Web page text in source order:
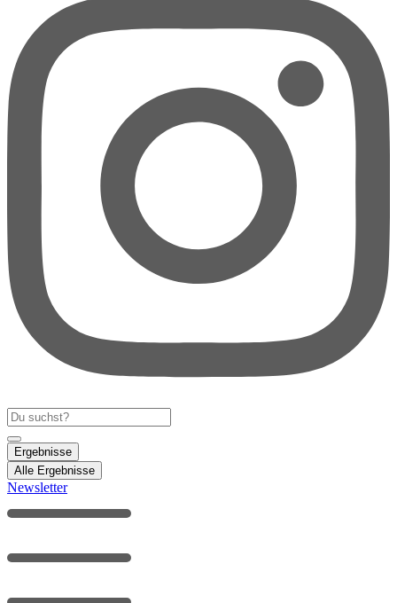
Search
...
Ergebnisse
Alle Ergebnisse
Newsletter